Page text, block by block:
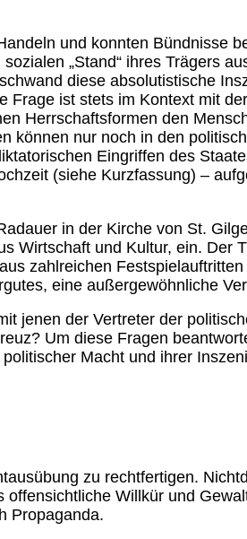
und konnten Bündnisse
„Stand“ ihres Trägers
diese absolutistische
ist stets im Kontext mit
Herrschaftsformen den
nur noch in den
Eingriffen des
(siehe Kurzfassung) –
in der Kirche von St.
Wirtschaft und Kultur, ein. Der
zahlreichen
eine außergewöhnliche
jenen der Vertreter der
Um diese Fragen
Macht und ihrer
zu rechtfertigen.
Willkür und
Propaganda.